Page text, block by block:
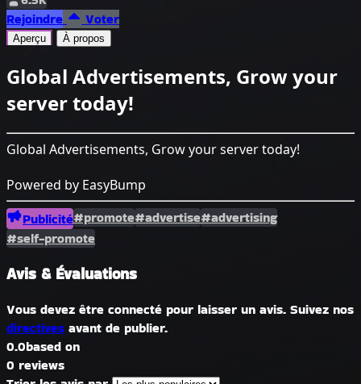
Rejoindre
Voter
Aperçu À propos
Global Advertisements, Grow your
server today!
Global Advertisements, Grow your server today!
Powered by EasyBump
Publicité#promote#advertise#advertising
#self-promote
Avis & Évaluations
Vous devez être connecté pour laisser un avis. Suivez nos
directives avant de publier.
0.0based on
0 reviews